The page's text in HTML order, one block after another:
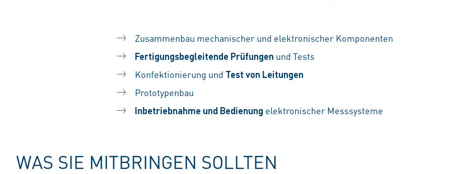
Zusammenbau mechanischer und elektronischer Komponenten
Fertigungsbegleitende Prüfungen und Tests
Konfektionierung und Test von Leitungen
Prototypenbau
Inbetriebnahme und Bedienung elektronischer Messsysteme
WAS SIE MITBRINGEN SOLLTEN